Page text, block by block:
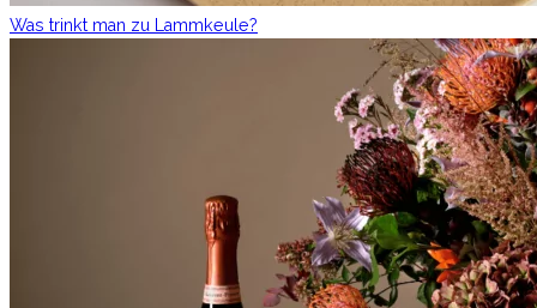
Was trinkt man zu Lammkeule?